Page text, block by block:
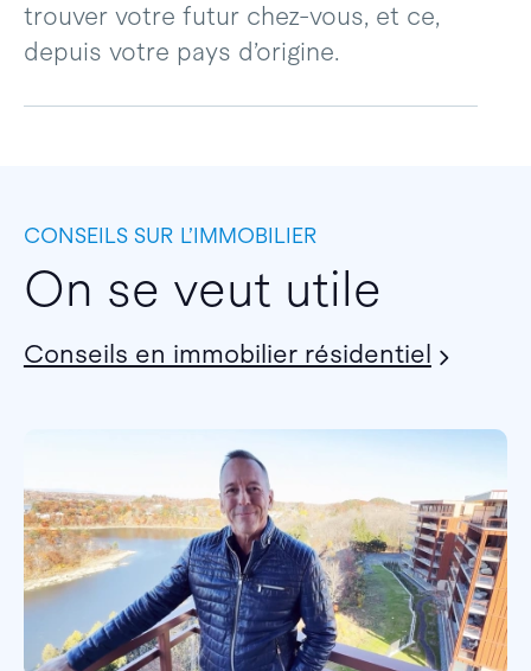
trouver votre futur chez-vous, et ce,
depuis votre pays d’origine.
CONSEILS SUR L’IMMOBILIER
On se veut utile
Conseils en immobilier résidentiel